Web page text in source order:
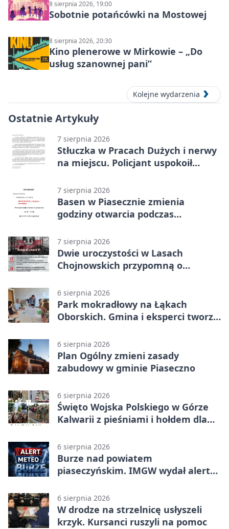
8 sierpnia 2026, 19:00
Sobotnie potańcówki na Mostowej
8 sierpnia 2026, 20:30
Kino plenerowe w Mirkowie – „Do
usług szanownej pani”
Kolejne wydarzenia
Ostatnie Artykuły
7 sierpnia 2026
Stłuczka w Pracach Dużych i nerwy
na miejscu. Policjant uspokoił
7 sierpnia 2026
Basen w Piasecznie zmienia
godziny otwarcia podczas
7 sierpnia 2026
Dwie uroczystości w Lasach
Chojnowskich przypomną o
6 sierpnia 2026
Park mokradłowy na Łąkach
Oborskich. Gmina i eksperci tworzą
6 sierpnia 2026
Plan Ogólny zmieni zasady
zabudowy w gminie Piaseczno
6 sierpnia 2026
Święto Wojska Polskiego w Górze
Kalwarii z pieśniami i hołdem dla
6 sierpnia 2026
Burze nad powiatem
piaseczyńskim. IMGW wydał alert
6 sierpnia 2026
W drodze na strzelnicę usłyszeli
krzyk. Kursanci ruszyli na pomoc